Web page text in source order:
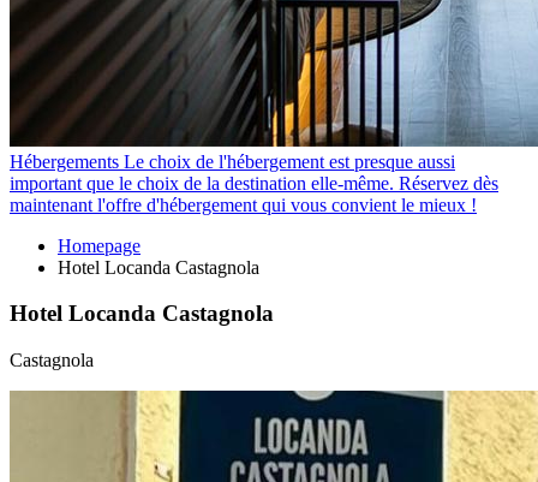
Hébergements Le choix de l'hébergement est presque aussi
important que le choix de la destination elle-même. Réservez dès
maintenant l'offre d'hébergement qui vous convient le mieux !
Homepage
Hotel Locanda Castagnola
Hotel Locanda Castagnola
Castagnola